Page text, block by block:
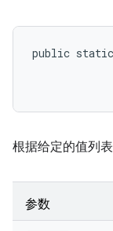
public static
根据给定的值列
参数